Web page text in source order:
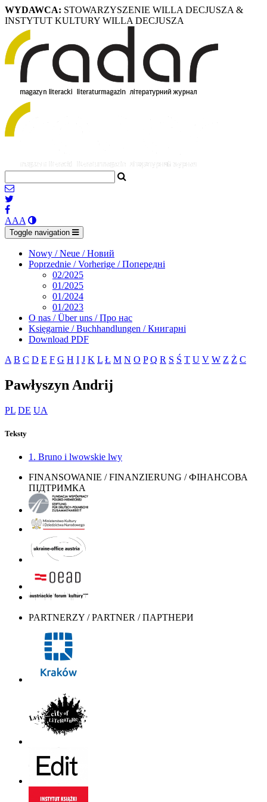
WYDAWCA: STOWARZYSZENIE WILLA DECJUSZA &
INSTYTUT KULTURY WILLA DECJUSZA
AAA
Toggle navigation
Nowy / Neue / Новий
Poprzednie / Vorherige / Попередні
02/2025
01/2025
01/2024
01/2023
O nas / Über uns / Про нас
Księgarnie / Buchhandlungen / Книгарні
Download PDF
A B C D E F G H I J K L Ł M N O P Q R S Ś T U V W Z Ż С
Pawłyszyn Andrij
PL DE UA
Teksty
1. Bruno i lwowskie lwy
FINANSOWANIE / FINANZIERUNG / ФІНАНСОВА
ПІДТРИМКА
PARTNERZY / PARTNER / ПАРТНЕРИ